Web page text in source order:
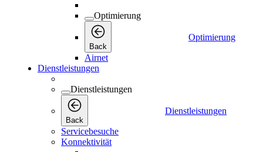
Optimierung
Back
Optimierung
Airnet
Dienstleistungen
Dienstleistungen
Back
Dienstleistungen
Servicebesuche
Konnektivität